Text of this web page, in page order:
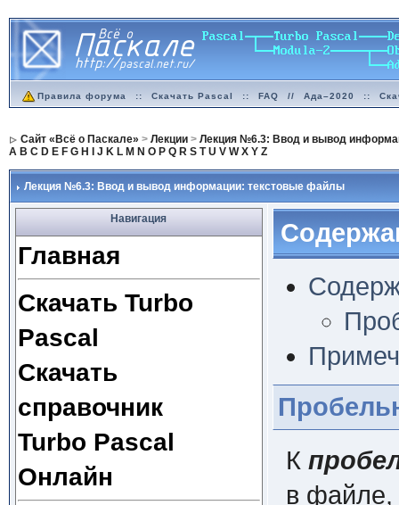
Правила форума :: Скачать Pascal :: FAQ // Ада–2020 ::
Сайт «Всё о Паскале» > Лекции> Лекция №6.3: Ввод и вывод
A B C D E F G H J K L M N O P Q R S T U V W X Y Z
Лекция №6.3: Ввод и вывод информации: текстовые файлы
Навигация
Главная
Скачать Turbo
Pascal
Скачать
справочник
Turbo Pascal
Онлайн
К
в файле,